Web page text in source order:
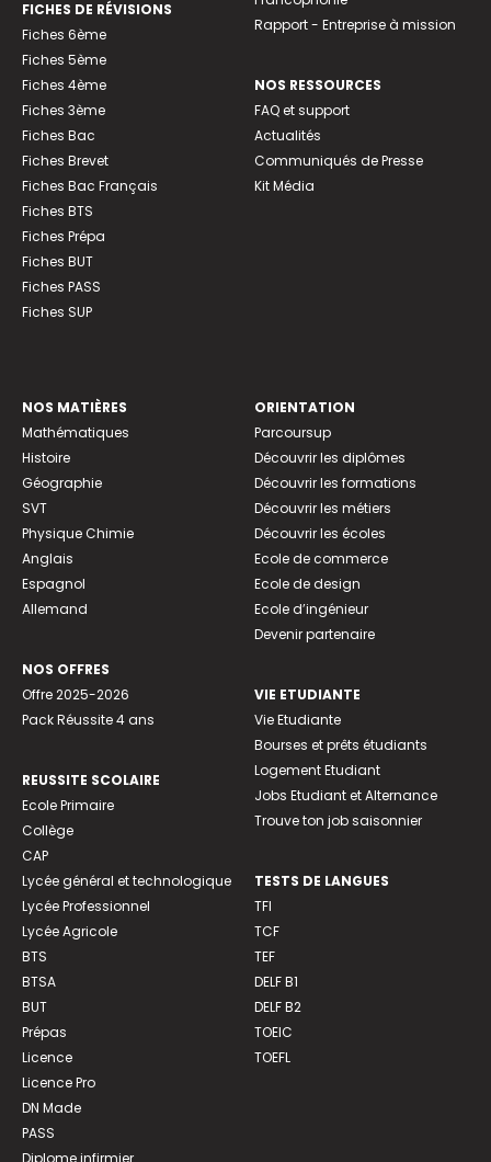
FICHES DE RÉVISIONS
Fiches 6ème
Fiches 5ème
Fiches 4ème
Fiches 3ème
Fiches Bac
Fiches Brevet
Fiches Bac Français
Fiches BTS
Fiches Prépa
Fiches BUT
Fiches PASS
Fiches SUP
Rapport - Entreprise à mission
NOS RESSOURCES
FAQ et support
Actualités
Communiqués de Presse
Kit Média
NOS MATIÈRES
Mathématiques
Histoire
Géographie
SVT
Physique Chimie
Anglais
Espagnol
Allemand
NOS OFFRES
Offre 2025-2026
Pack Réussite 4 ans
REUSSITE SCOLAIRE
Ecole Primaire
Collège
CAP
Lycée général et technologique
Lycée Professionnel
Lycée Agricole
BTS
BTSA
BUT
Prépas
Licence
Licence Pro
DN Made
PASS
Diplome infirmier
ORIENTATION
Parcoursup
Découvrir les diplômes
Découvrir les formations
Découvrir les métiers
Découvrir les écoles
Ecole de commerce
Ecole de design
Ecole d’ingénieur
Devenir partenaire
VIE ETUDIANTE
Vie Etudiante
Bourses et prêts étudiants
Logement Etudiant
Jobs Etudiant et Alternance
Trouve ton job saisonnier
TESTS DE LANGUES
TFI
TCF
TEF
DELF B1
DELF B2
TOEIC
TOEFL